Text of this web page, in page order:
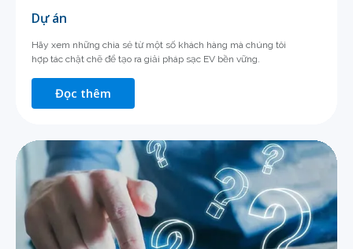
Dự án
Hãy xem những chia sẻ từ một số khách hàng mà chúng tôi
hợp tác chặt chẽ để tạo ra giải pháp sạc EV bền vững.
Đọc thêm